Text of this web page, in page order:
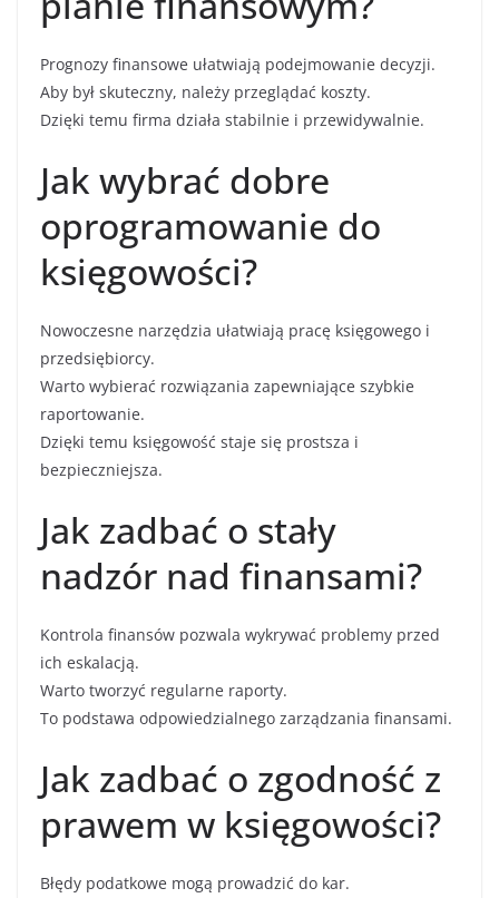
Prognozy finansowe ułatwiają podejmowanie decyzji.
Aby był skuteczny, należy przeglądać koszty.
Dzięki temu firma działa stabilnie i przewidywalnie.
Jak wybrać dobre
oprogramowanie do
księgowości?
Nowoczesne narzędzia ułatwiają pracę księgowego i
przedsiębiorcy.
Warto wybierać rozwiązania zapewniające szybkie
raportowanie.
Dzięki temu księgowość staje się prostsza i
bezpieczniejsza.
Jak zadbać o stały
nadzór nad finansami?
Kontrola finansów pozwala wykrywać problemy przed
ich eskalacją.
Warto tworzyć regularne raporty.
To podstawa odpowiedzialnego zarządzania finansami.
Jak zadbać o zgodność z
prawem w księgowości?
Błędy podatkowe mogą prowadzić do kar.